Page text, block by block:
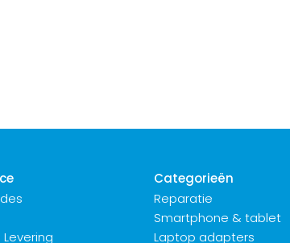
Categorieën
Reparatie
Smartphone & tablet
Laptop adapters